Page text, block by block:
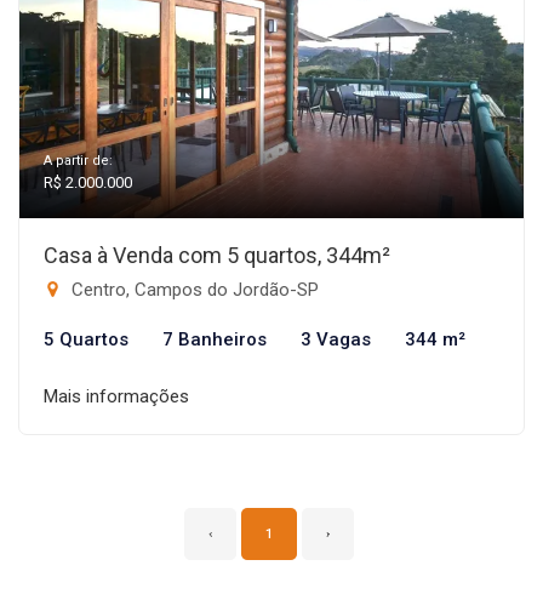
A partir de:
R$ 2.000.000
Casa à Venda com 5 quartos, 344m²
Centro, Campos do Jordão-SP
5 Quartos 7 Banheiros 3 Vagas 344 m²
Mais informações
‹ 1 ›